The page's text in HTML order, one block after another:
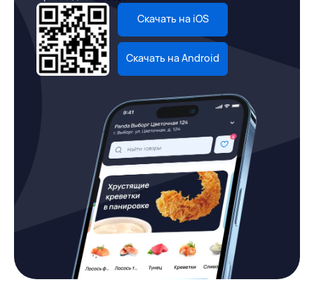
Скачать на iOS
Скачать на Android